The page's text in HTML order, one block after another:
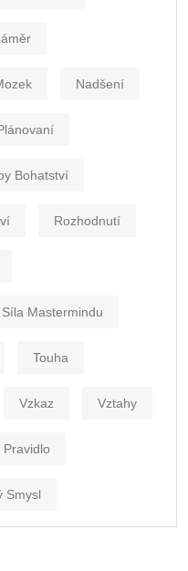
Nadšení
Bohatství
Rozhodnutí
Síla Mastermindu
Touha
Vzkaz Vztahy
Pravidlo
Smysl